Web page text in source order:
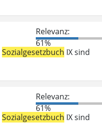
Relevanz:
61%
Sozialgesetzbuch IX sind
Relevanz:
61%
Sozialgesetzbuch IX sind